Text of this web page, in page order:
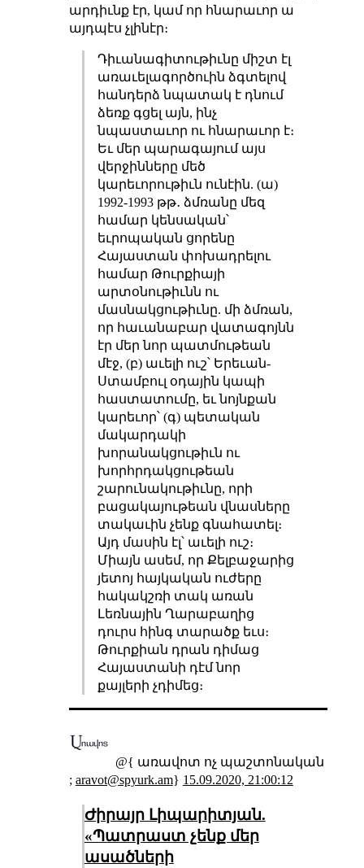
արդիւնք էր, կամ որ հնարաւոր ա
այդպէս չլինէր։
Դիւանագիտութիւնը միշտ էլ
առաւելագործուին ձգտելով
հանդերձ նպատակ է դնում
ձեռք գցել այն, ինչ
նպաստաւոր ու հնարաւոր է։
Եւ մեր պարագայում այս
վերջինները մեծ
կարեւորութիւն ունէին. (ա)
1992-1993 թթ․ ձմռանը մեզ
համար կենսական՝
եւրոպական ցորենը
Հայաստան փոխադրելու
համար Թուրքիայի
արտօնութիւնն ու
մասնակցութիւնը. մի ձմռան,
որ հաւանաբար վատագոյնն
էր մեր նոր պատմութեան
մէջ, (բ) աւելի ուշ՝ Երեւան-
Ստամբուլ օդային կապի
հաստատումը, եւ նոյնքան
կարեւոր՝ (գ) պետական
մակարդակի
խորանակցութիւն ու
խորհրդակցութեան
շարունակութիւնը, որի
բացակայութեան վնասները
տակաւին չենք գնահատել։
Այդ մասին էլ՝ աւելի ուշ։
Միայն ասեմ, որ Քելբաջարից
յետոյ հայկական ուժերը
հակակշռի տակ առան
Լեռնային Ղարաբաղից
դուրս հինգ տարածք եւս։
Թուրքիան դրան դիմաց
Հայաստանի դէմ նոր
քայլերի չդիմեց։
@{ առավոտ ոչ պաշտոնական
; aravot@spyurk.am} 15.09.2020, 21:00:12
Ժիրայր Լիպարիտյան.
«Պատրաստ չենք մեր
ասածների